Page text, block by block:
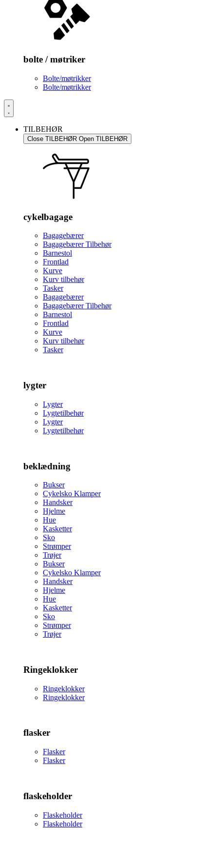
bolte / møtriker
Bolte/møtrikker
Bolte/møtrikker
TILBEHØR
Close TILBEHØR Open TILBEHØR
cykelbagage
Bagagebærer
Bagagebærer Tilbehør
Barnestol
Frontlad
Kurve
Kurv tilbehør
Tasker
Bagagebærer
Bagagebærer Tilbehør
Barnestol
Frontlad
Kurve
Kurv tilbehør
Tasker
lygter
Lygter
Lygtetilbehør
Lygter
Lygtetilbehør
beklædning
Bukser
Cykelsko Klamper
Handsker
Hjelme
Hue
Kasketter
Sko
Strømper
Trøjer
Bukser
Cykelsko Klamper
Handsker
Hjelme
Hue
Kasketter
Sko
Strømper
Trøjer
Ringeklokker
Ringeklokker
Ringeklokker
flasker
Flasker
Flasker
flaskeholder
Flaskeholder
Flaskeholder